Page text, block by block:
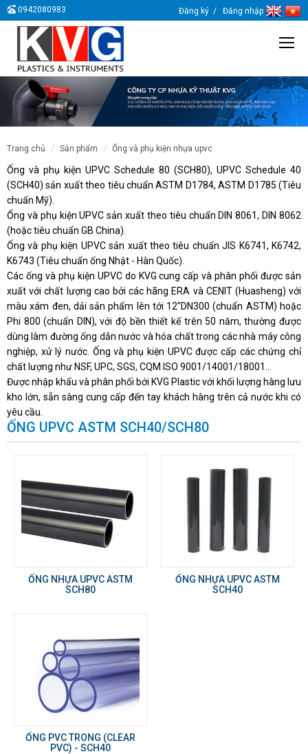
0942080983 Đăng ký Đăng nhập
trang chủ sản phẩm ống và phụ kiện nhựa upvc
Ống và phụ kiện UPVC Schedule 80 (SCH80), UPVC Schedule 40
(SCH40) sản xuất theo tiêu chuẩn ASTM D1784, ASTM D1785 (Tiêu
chuẩn Mỹ).
Ống và phụ kiện UPVC sản xuất theo tiêu chuẩn DIN 8061, DIN 8062
(hoặc tiêu chuẩn GB China).
Ống và phụ kiện UPVC sản xuất theo tiêu chuẩn JIS K6741, K6742,
K6743 (Tiêu chuẩn ống Nhật - Hàn Quốc).
Các ống và phụ kiện UPVC do KVG cung cấp và phân phối được sản
xuất với chất lượng cao bởi các hãng ERA và CENIT (Huasheng) với
màu xám đen, dải sản phẩm lên tới 12"DN300 (chuẩn ASTM) hoặc
Phi 800 (chuẩn DIN), với độ bền thiết kế trên 50 năm, thường được
dùng làm đường ống dẫn nước và hóa chất trong các nhà máy công
nghiệp, xử lý nước. Ống và phụ kiện UPVC được cấp các chứng chỉ
chất lượng như NSF, UPC, SGS, CQM ISO 9001/14001/18001...
Được nhập khẩu và phân phối bới KVG Plastic với khối lượng hàng lưu
kho lớn, sẵn sàng cung cấp đến tay khách hàng trên cả nước khi có
yêu cầu.
ỐNG UPVC ASTM SCH40/SCH80
ỐNG NHỰA UPVC ASTM
SCH80
ỐNG NHỰA UPVC ASTM
SCH40
ỐNG PVC TRONG (CLEAR
PVC) - SCH40